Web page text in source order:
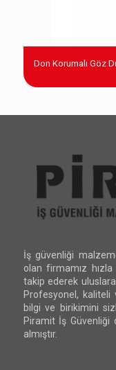
Don Korumalı Göz
İş güvenliği
olan firmamız
takip ederek
Profesyonel, kaliteli
bilgi ve birikimini
Piramit İş Güvenliği
almıştır.